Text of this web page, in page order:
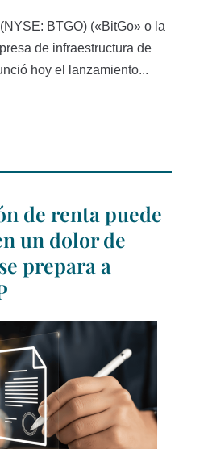
BTGO) («BitGo» o la
de infraestructura de
hoy el lanzamiento...
de renta puede
un dolor de
prepara a